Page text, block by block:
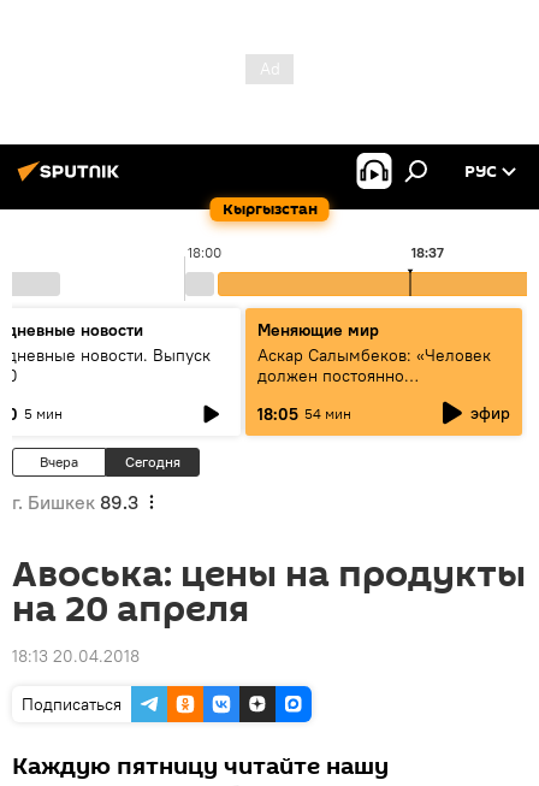
Кыргызстан
РУС
18:00 18:37
новости
новости. Выпуск
5 мин
Меняющие мир
Аскар Салымбеков: «Человек
должен постоянно
18:05 54 мин эфир
Вчера Сегодня
г. Бишкек 89.3
Авоська: цены на продукты
на 20 апреля
18:13 20.04.2018
Подписаться
Каждую пятницу читайте нашу